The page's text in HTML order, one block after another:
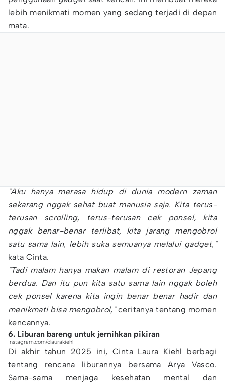
lebih menikmati momen yang sedang terjadi di depan
mata.
"Aku hanya merasa hidup di dunia modern zaman
sekarang nggak sehat buat manusia saja. Kita terus-
terusan scrolling, terus-terusan cek ponsel, kita
nggak benar-benar terlibat, kita jarang mengobrol
satu sama lain, lebih suka semuanya melalui gadget,"
kata Cinta.
"Tadi malam hanya makan malam di restoran Jepang
berdua. Dan itu pun kita satu sama lain nggak boleh
cek ponsel karena kita ingin benar benar hadir dan
menikmati bisa mengobrol,"ceritanya tentang momen
kencannya.
6. Liburan bareng untuk jernihkan pikiran
instagram.com/claurakiehl
Di akhir tahun 2025 ini, Cinta Laura Kiehl berbagi
tentang rencana liburannya bersama Arya Vasco.
Sama-sama menjaga kesehatan mental dan